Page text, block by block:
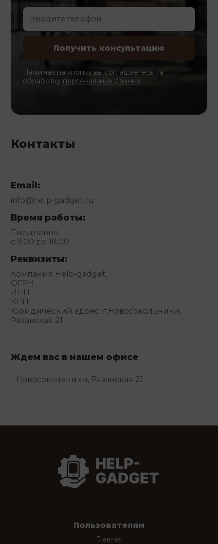
Нажимая на кнопку вы соглашаетесь на
обработку персональных данных
Контакты
Email:
info@help-gadget.ru
Время работы:
Ежедневно
с 9:00 до 18:00
Реквизиты:
Компания Help-gadget,
ОГРН
ИНН
КПП:
Юридический адрес: г.Новосокольники,
Рязанская 21
Ждем вас в нашем офисе
г.Новосокольники, Рязанская 21
Пользователям
Главная